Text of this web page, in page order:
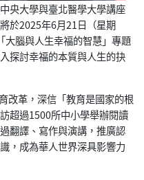
央大學與臺北醫學大學講座
於2025年6月21日（星期
大腦與人生幸福的智慧」專題
探討幸福的本質與人生的抉
改革，深信「教育是國家的根
超過1500所中小學舉辦閱讀
翻譯、寫作與演講，推廣認
，成為華人世界深具影響力